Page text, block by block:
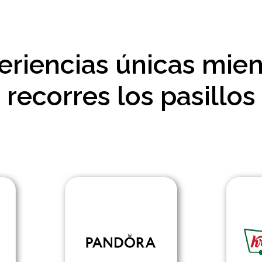
únicas
recorres los pasillos